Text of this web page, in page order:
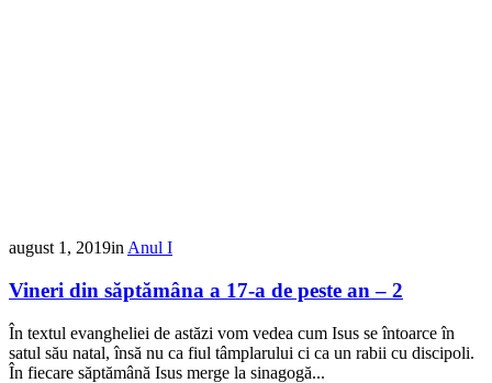
august 1, 2019in Anul I
Vineri din săptămâna a 17-a de peste an – 2
În textul evangheliei de astăzi vom vedea cum Isus se întoarce în
satul său natal, însă nu ca fiul tâmplarului ci ca un rabii cu discipoli.
În fiecare săptămână Isus merge la sinagogă...